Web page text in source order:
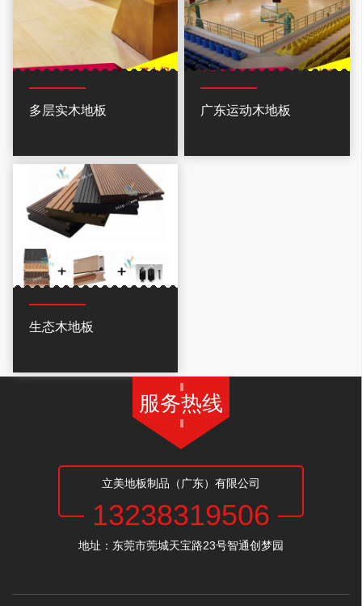
多层实木地板 广东运动木地板
生态木地板
服务热线
立美地板制品（广东）有限公司
13238319506
地址：东莞市莞城天宝路23号智通创梦园